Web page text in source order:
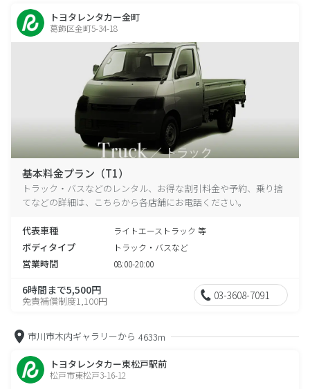
トヨタレンタカー金町
葛飾区金町5-34-18
基本料金プラン（T1）
トラック・バスなどのレンタル、お得な割引料金や予約、乗り捨
てなどの詳細は、こちらから各店舗にお電話ください。
代表車種 ライトエーストラック 等
ボディタイプ トラック・バスなど
営業時間 08:00-20:00
6時間まで5,500円
免責補償制度1,100円 03-3608-7091
市川市木内ギャラリーから 4633m
トヨタレンタカー東松戸駅前
松戸市東松戸3-16-12